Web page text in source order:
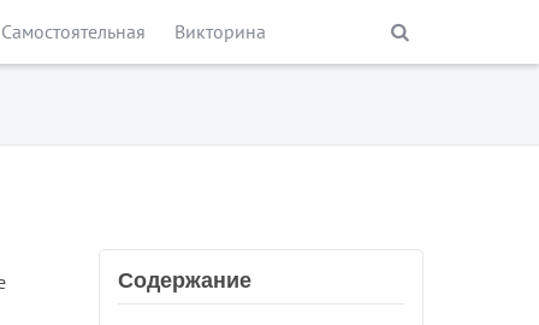
Самостоятельная Викторина
Содержание